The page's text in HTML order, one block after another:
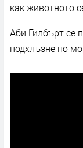
как животното
Аби Гилбърт се
подхлъзне по